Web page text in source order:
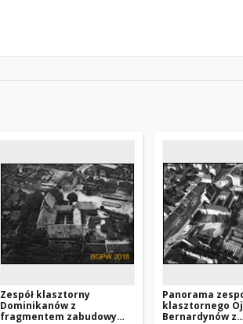
Zespół klasztorny
Dominikanów z
fragmentem zabudowy
Panorama
klasztornego
Bernardynów z